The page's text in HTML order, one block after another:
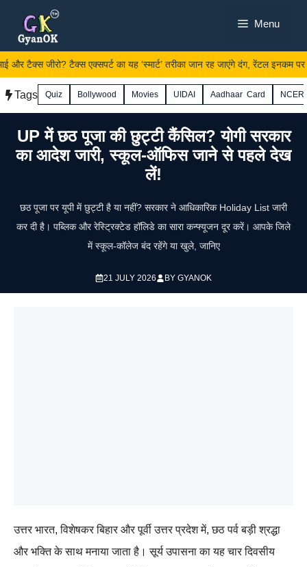
content
Menu
टैक्स जीरो? टैक्स एक्सपर्ट का यह ‘स्मार्ट’ तरीका जान रह जाएंगे दंग, रेंटल इनकम पर
Tags Quiz Bollywood Movies UIDAI Aadhaar Card
UP में छठ पूजा की छुट्टी कैंसिल? योगी सरकार
का आदेश जारी, स्कूल-ऑफिस जाने से पहले देख
लें!
छठ पूजा पर यूपी में छुट्टी है या नहीं? सरकार ने आधिकारिक Holiday List जारी
कर दी है। पब्लिक और रेस्ट्रिक्टेड हॉलिडे का सारा कन्फ्यूजन दूर करें। आपके जिले
में स्कूल-कॉलेज बंद रहेंगे या खुले, जानिए
21 JULY 2026 BY GYANOK
उत्तर भारत, विशेषकर बिहार और पूर्वी उत्तर प्रदेश में, छठ पर्व बड़ी श्रद्धा
और भक्ति के साथ मनाया जाता है। सूर्य उपासना का यह चार दिवसीय